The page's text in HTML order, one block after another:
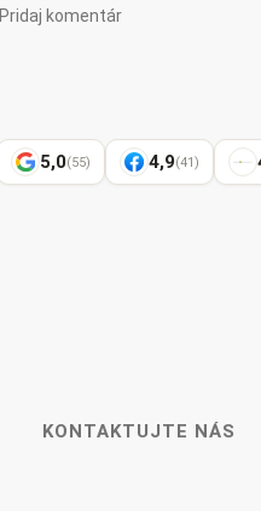
Narayan
ženšen
Pridaj komentár
5,0(55) 4,9(41)
KONTAKTUJTE NÁS